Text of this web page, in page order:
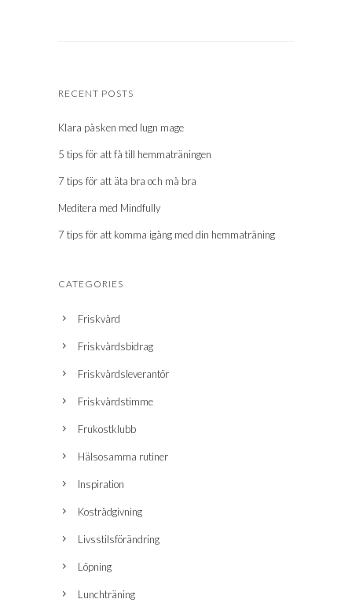
RECENT POSTS
Klara påsken med lugn mage
5 tips för att få till hemmaträningen
7 tips för att äta bra och må bra
Meditera med Mindfully
7 tips för att komma igång med din hemmaträning
CATEGORIES
Friskvård
Friskvårdsbidrag
Friskvårdsleverantör
Friskvårdstimme
Frukostklubb
Hälsosamma rutiner
Inspiration
Kostrådgivning
Livsstilsförändring
Löpning
Lunchträning